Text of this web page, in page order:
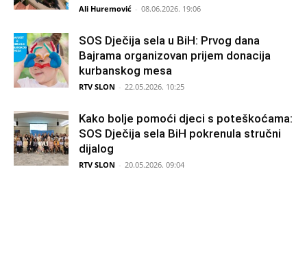
Ali Huremović - 08.06.2026. 19:06
SOS Dječija sela u BiH: Prvog dana
Bajrama organizovan prijem donacija
kurbanskog mesa
RTV SLON - 22.05.2026. 10:25
Kako bolje pomoći djeci s poteškoćama:
SOS Dječija sela BiH pokrenula stručni
dijalog
RTV SLON - 20.05.2026. 09:04